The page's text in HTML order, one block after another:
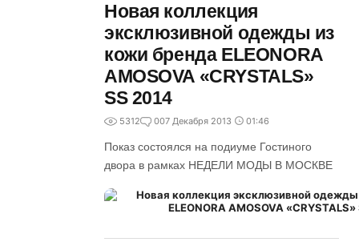
Новая коллекция
эксклюзивной одежды из
кожи бренда ELEONORA
AMOSOVA «CRYSTALS»
SS 2014
5312 007 Декабря 2013 01:46
Показ состоялся на подиуме Гостиного
двора в рамках НЕДЕЛИ МОДЫ В МОСКВЕ